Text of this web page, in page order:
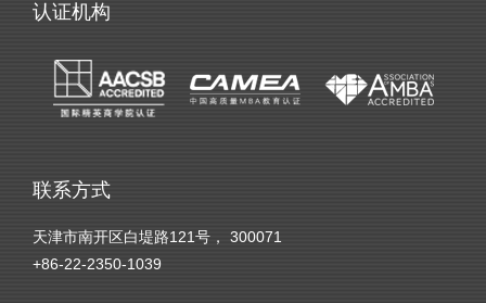
认证机构
联系方式
天津市南开区白堤路121号， 300071
+86-22-2350-1039